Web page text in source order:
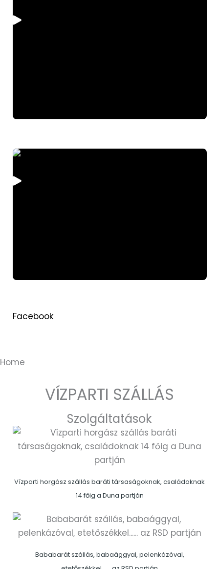
Facebook
Home
VÍZPARTI SZÁLLÁS
Szolgáltatások
Vízparti horgász szállás baráti társaságoknak, családoknak
14 főig a Duna partján
Bababarát szállás, babaággyal, pelenkázóval,